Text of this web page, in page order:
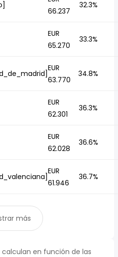
66.237
32.3%
EUR
65.270
33.3%
EUR
63.770
34.8%
EUR
62.301
36.3%
EUR
62.028
36.6%
EUR
61.946
36.7%
más
calculan en función de las